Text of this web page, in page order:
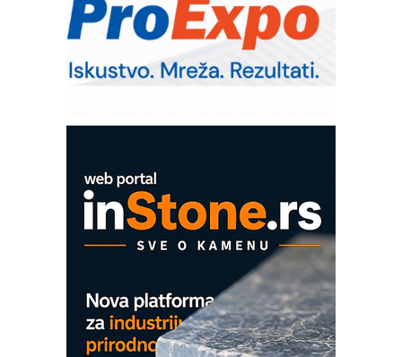
IB BLUMENAUER - više od 40 godina
poverenja u industriji
RMQ-TITAN ADVANCED INDICATOR
– Pametna signalizacija za efikasnije
upravljanje mašinama
era CNC merenja
Proizvodnja iC7 Hybrid 1500 VDC
mrežnog pretvarača sa tečnim
hlađenjem
COMBYPACK
EVOKS Maintenance Management